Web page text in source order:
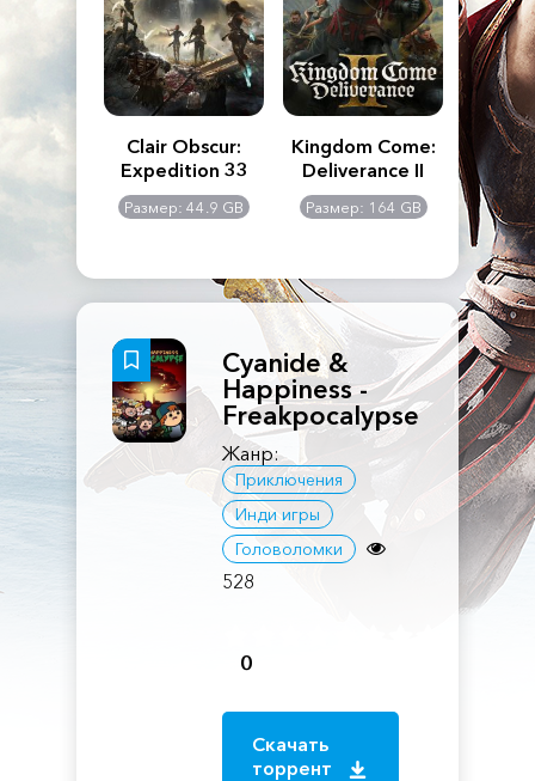
Creed
Clair Obscur:
Expedition 33
Размер: 44.9 GB
Kingdom Come:
Deliverance II
Размер: 164 GB
The
Cyanide &
Happiness -
Freakpocalypse
Жанр:
Приключения
Инди игры
Головоломки
528
0
Скачать
торрент